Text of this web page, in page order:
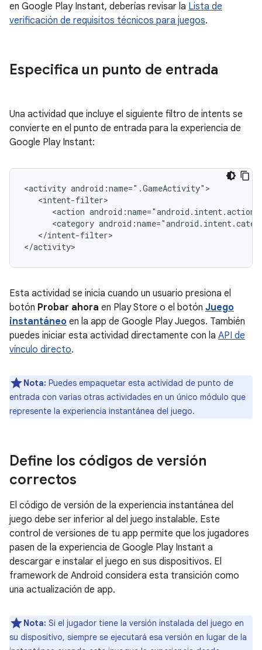
en Google Play Instant, deberías revisar la Lista de
verificación de requisitos técnicos para juegos.
Especifica un punto de entrada
Una actividad que incluye el siguiente filtro de intents se
convierte en el punto de entrada para la experiencia de
Google Play Instant:
<activity
<action
<category
</intent-filter>
Esta actividad se inicia cuando un usuario presiona el
botón Probar ahora en Play Store o el botón Juego
instantáneo en la app de Google Play Juegos. También
puedes iniciar esta actividad directamente con la API de
vínculo directo.
Nota: Puedes empaquetar esta actividad de punto de
entrada con varias otras actividades en un único módulo que
represente la experiencia instantánea del juego.
Define los códigos de versión
correctos
El código de versión de la experiencia instantánea del
juego debe ser inferior al del juego instalable. Este
control de versiones de tu app permite que los jugadores
pasen de la experiencia de Google Play Instant a
descargar e instalar el juego en sus dispositivos. El
framework de Android considera esta transición como
una actualización de app.
Nota: Si el jugador tiene la versión instalada del juego en
su dispositivo, siempre se ejecutará esa versión en lugar de la